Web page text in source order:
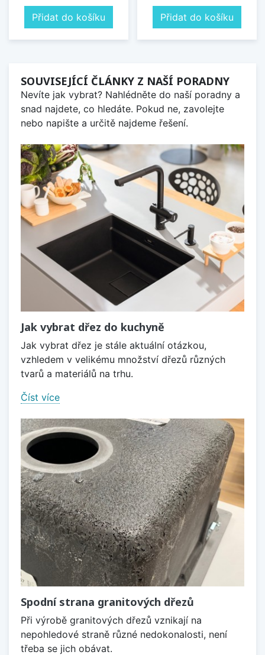
Přidat do košíku Přidat do košíku
SOUVISEJÍCÍ ČLÁNKY Z NAŠÍ PORADNY
Nevíte jak vybrat? Nahlédněte do naší poradny a
snad najdete, co hledáte. Pokud ne, zavolejte
nebo napište a určitě najdeme řešení.
Jak vybrat dřez do kuchyně
Jak vybrat dřez je stále aktuální otázkou,
vzhledem v velikému množství dřezů různých
tvarů a materiálů na trhu.
Číst více
Spodní strana granitových dřezů
Při výrobě granitových dřezů vznikají na
nepohledové straně různé nedokonalosti, není
třeba se jich obávat.